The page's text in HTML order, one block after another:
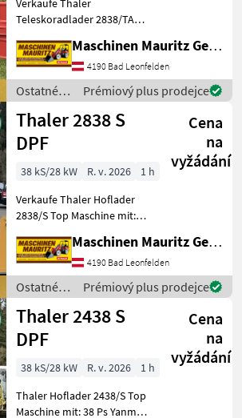
Teleskoradlader 2838/TA
4050 mm Hubkraft 2000 KG
starkes Drehgelenk
Teleskopausschub und
Zusatzhydraulik am Joystic
Maschinen Mauritz GesmbH
4190 Bad Leonfelden
Ostatné
poľnohospodárske
silové
stroje /
Thaler
Prémiový plus prodejce
Thaler 2838 S
DPF
Cena
na
vyžádání
38 kS/28 kW R. v. 2026
1 h
Verkaufe Thaler Hoflader
2838/S Top Maschine mit:
Rexroth 38 Ps Yanmar
Motor mit Partikelfilter
Stufe V 2 Fahrstufen-
schaltbar am Joys
Maschinen Mauritz GesmbH
4190 Bad Leonfelden
Ostatné
poľnohospodárske
silové
stroje /
Thaler
Prémiový plus prodejce
Thaler 2438 S
DPF
Cena
na
vyžádání
38 kS/28 kW R. v. 2026
1 h
Thaler Hoflader 2438/S Top
Maschine mit: 38 Ps Yanmar